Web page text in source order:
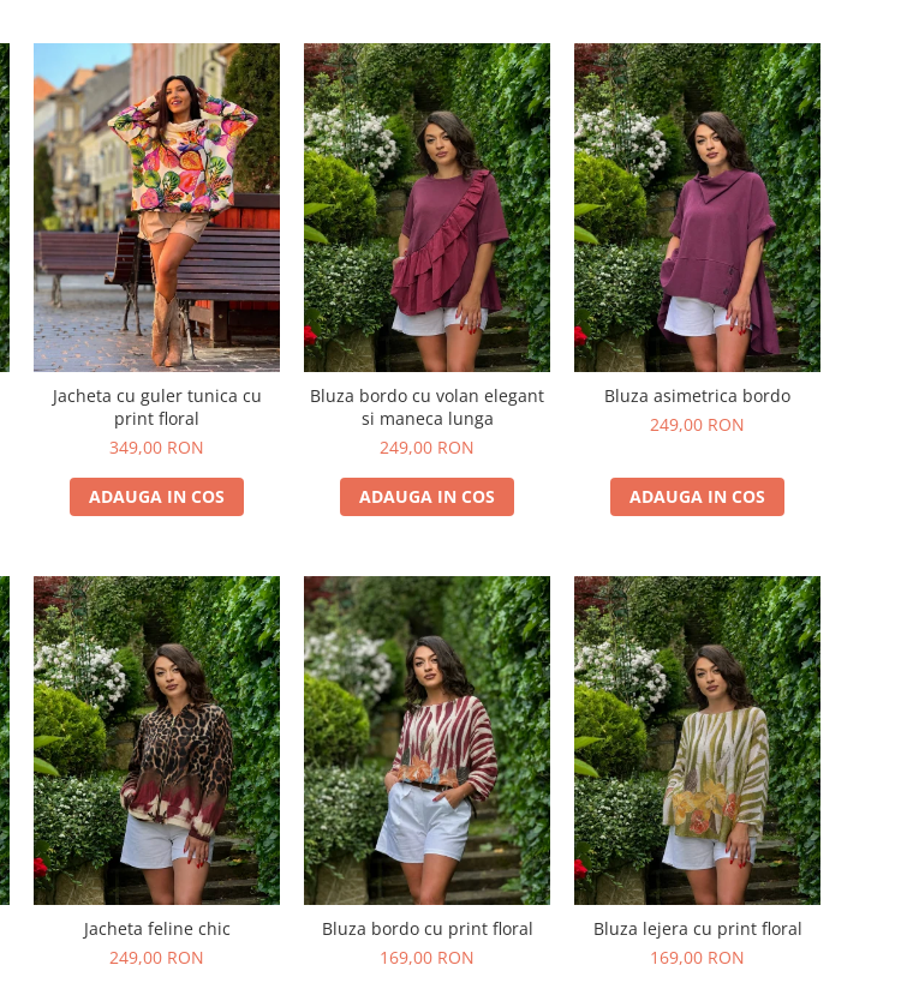
Jacheta cu guler tunica cu
print floral
349,00 RON
ADAUGA IN COS
Bluza bordo cu volan elegant
si maneca lunga
249,00 RON
ADAUGA IN COS
Bluza asimetrica bordo
249,00 RON
ADAUGA IN COS
Jacheta feline chic
249,00 RON
Bluza bordo cu print floral
169,00 RON
Bluza lejera cu print floral
169,00 RON